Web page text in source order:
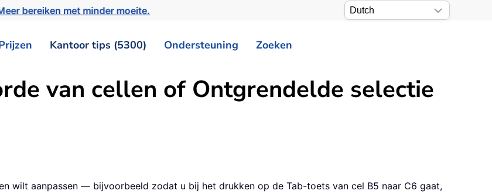
bereiken met minder moeite.
Kantoor tips (5300) Ondersteuning Zoeken
van cellen of Ontgrendelde selectie
wilt aanpassen — bijvoorbeeld zodat u bij het drukken op de Tab-toets van cel B5 naar C6 gaat,